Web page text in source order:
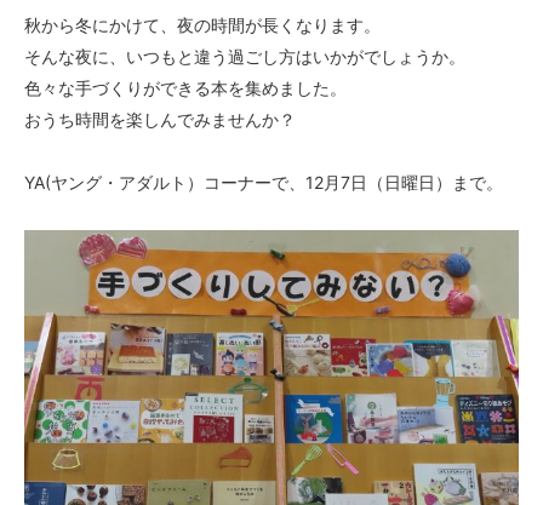
秋から冬にかけて、夜の時間が長くなります。
そんな夜に、いつもと違う過ごし方はいかがでしょうか。
色々な手づくりができる本を集めました。
おうち時間を楽しんでみませんか？
YA(ヤング・アダルト）コーナーで、12月7日（日曜日）まで。